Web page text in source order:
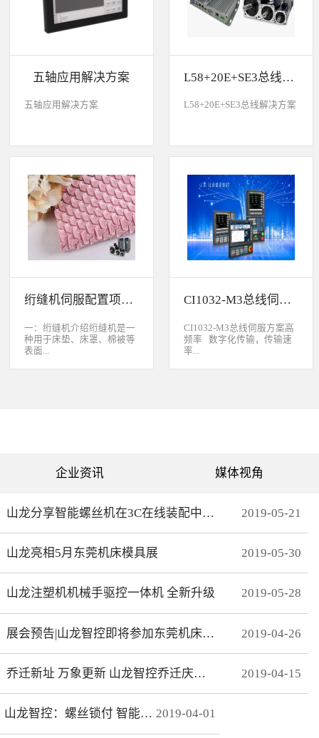
五轴应用解决方案
五轴应用解决方案
L58+20E+SE3总线解决方案
L58+20E+SE3总线解决方案
绗缝机伺服配置项目介绍
一：绗缝机介绍绗缝机是一
种用于床垫、床罩、棉被等
表面...
为单针设计，采用电脑可视
化界面控制机器移动实现花
绗缝机是以XY—Z型运动的
动，Z轴控制机头的绗缝。
（1）Z轴方向运动——绗缝
针上下的运动。（两个伺
（一个伺服）（3）Y轴方向
运动。（一个伺服）其中Z
轴是要两个伺服来配合完
成，伺服Z1：控制绗缝针上
动跟随不用电脑系统控制。
所以电脑是三轴系统，但却
控制着4个伺服。Z轴主要工
艺是：在500-2800针/分的
速度下，保证针始终能插入
CI1032-M3总线伺服方案
CI1032-M3总线伺服方案高
频率 数字化传输，传输速
率...
合远距离的电机控制。网线
式接线 减少前期接线、制
观。分期保护 可以实现系
拆卸功能，有效杜绝拖款。
伺服参数，一键设置下发，
冲100倍，多个轴联动加工
问题而导致的加 工不
协调、整体效果变形等。快
速 MECHATROLINK III总
响应频率，位 置速度指
令整定时间可达2ms以下。
精准 23位绝对值编码器，
企业资讯 媒体视角
山龙分享智能螺丝机在3C在线装配中的应用 2019-05-21
山龙亮相5月东莞机床模具展 2019-05-30
山龙注塑机机械手驱控一体机 全新升级 2019-05-28
展会预告|山龙智控即将参加东莞机床模具展 2019-04-26
乔迁新址 万象更新 山龙智控乔迁庆典隆重举行 2019-04-15
山龙智控：螺丝锁付 智能升级 2019-04-01